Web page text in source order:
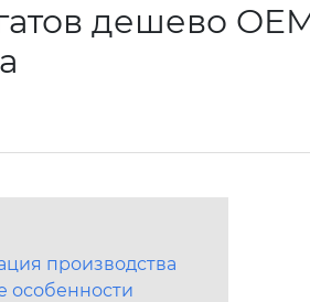
дешево
производства
особенности